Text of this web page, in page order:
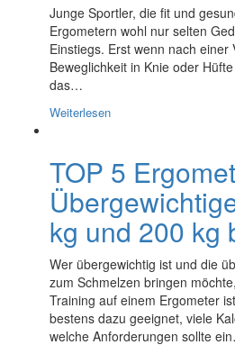
Junge Sportler, die fit und
Ergometern wohl nur selten
Einstiegs. Erst wenn nach einer
Beweglichkeit in Knie oder
das…
Weiterlesen
TOP 5
kg und 200 kg
Wer übergewichtig ist und die
zum Schmelzen bringen
Training auf einem Ergometer
bestens dazu geeignet, viele
welche Anforderungen sollte